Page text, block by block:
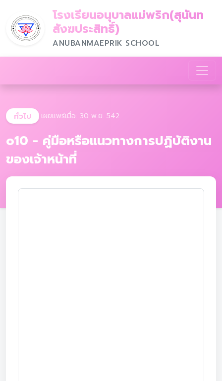
โรงเรียนอนุบาลแม่พริก(สุนันท
สังฆประสิทธิ์)
ANUBANMAEPRIK SCHOOL
ทั่วไป เผยแพร่เมื่อ: 30 พ.ย. 542
o10 - คู่มือหรือแนวทางการปฏิบัติงาน
ของเจ้าหน้าที่